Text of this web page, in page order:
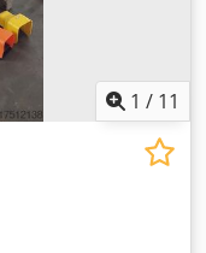
1 / 11